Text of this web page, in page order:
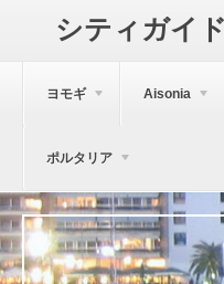
シティガイド
ヨモギ Aisonia
ポルタリア